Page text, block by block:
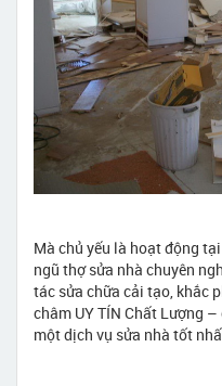
Mà chủ yếu là hoạt động
ngũ thợ sửa nhà chuyên
tác sửa chữa cải tạo, khắc
châm UY TÍN Chất Lượng
một dịch vụ sửa nhà tốt